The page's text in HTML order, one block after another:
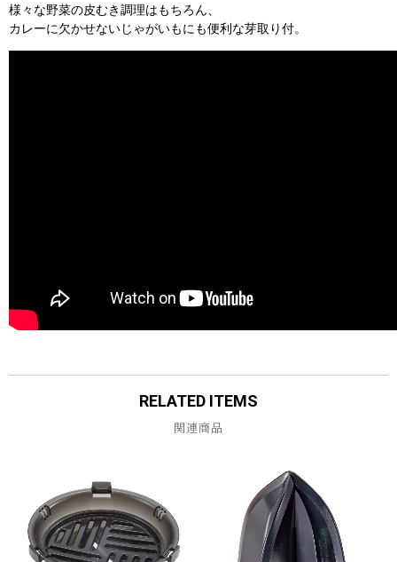
様々な野菜の皮むき調理はもちろん、
カレーに欠かせないじゃがいもにも便利な芽取り付。
RELATED ITEMS
関連商品